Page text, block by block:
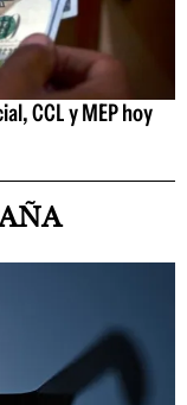
CCL y MEP hoy